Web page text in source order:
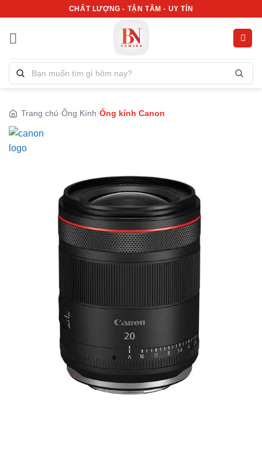
nội
CHẤT LƯỢNG - TẬN TÂM - UY TÍN
Tìm
kiếm
phẩm:
Trang chủ Ống Kính Ống kính Canon